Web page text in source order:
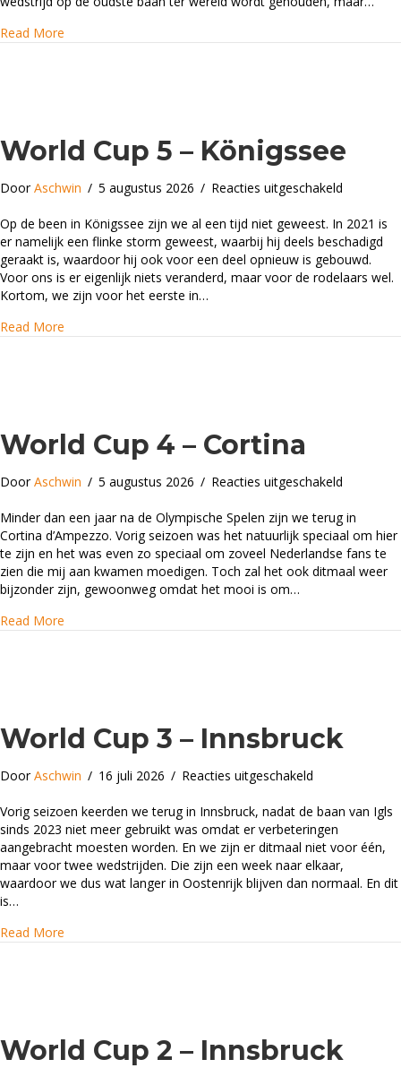
Read More
World Cup 5 – Königssee
DoorAschwin / 5 augustus 2026 / Reacties uitgeschakeld
Cup
5
–
Königssee
Op de been in Königssee zijn we al een tijd niet geweest. In 2021 is
er namelijk een flinke storm geweest, waarbij hij deels beschadigd
geraakt is, waardoor hij ook voor een deel opnieuw is gebouwd.
Voor ons is er eigenlijk niets veranderd, maar voor de rodelaars wel.
Kortom, we zijn voor het eerste in…
Read More
World Cup 4 – Cortina
DoorAschwin / 5 augustus 2026 / Reacties uitgeschakeld
Cup
4
–
Cortina
Minder dan een jaar na de Olympische Spelen zijn we terug in
Cortina d’Ampezzo. Vorig seizoen was het natuurlijk speciaal om hier
te zijn en het was even zo speciaal om zoveel Nederlandse fans te
zien die mij aan kwamen moedigen. Toch zal het ook ditmaal weer
bijzonder zijn, gewoonweg omdat het mooi is om…
Read More
World Cup 3 – Innsbruck
DoorAschwin / 16 juli 2026 / Reacties uitgeschakeld
Cup
3
–
Innsbruck
Vorig seizoen keerden we terug in Innsbruck, nadat de baan van Igls
sinds 2023 niet meer gebruikt was omdat er verbeteringen
aangebracht moesten worden. En we zijn er ditmaal niet voor één,
maar voor twee wedstrijden. Die zijn een week naar elkaar,
waardoor we dus wat langer in Oostenrijk blijven dan normaal. En dit
is…
Read More
World Cup 2 – Innsbruck